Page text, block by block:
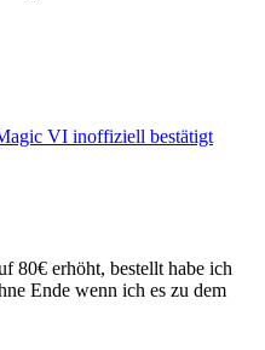
VI inoffiziell bestätigt
80€ erhöht, bestellt habe ich
Ende wenn ich es zu dem